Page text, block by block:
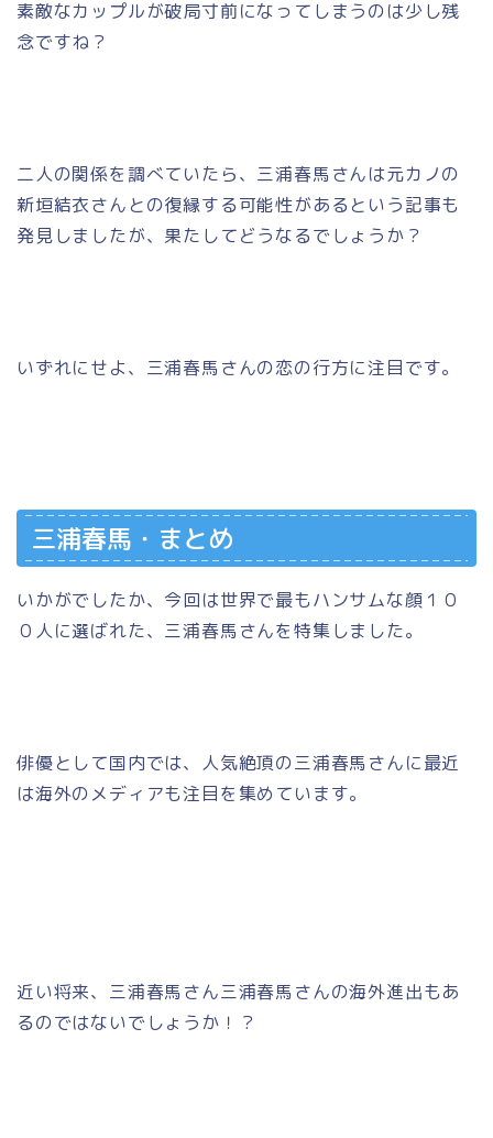
素敵なカップルが破局寸前になってしまうのは少し残
念ですね？
二人の関係を調べていたら、三浦春馬さんは元カノの
新垣結衣さんとの復縁する可能性があるという記事も
発見しましたが、果たしてどうなるでしょうか？
いずれにせよ、三浦春馬さんの恋の行方に注目です。
三浦春馬・まとめ
いかがでしたか、今回は世界で最もハンサムな顔１０
０人に選ばれた、三浦春馬さんを特集しました。
俳優として国内では、人気絶頂の三浦春馬さんに最近
は海外のメディアも注目を集めています。
近い将来、三浦春馬さん三浦春馬さんの海外進出もあ
るのではないでしょうか！？